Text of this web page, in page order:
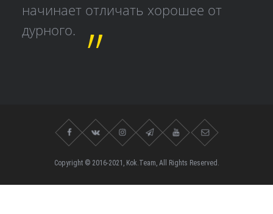
начинает отличать хорошее от
дурного.
Copyright © 2016-2021, Kok.Team, All Rights Reserved.